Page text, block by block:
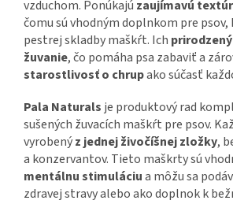
vzduchom. Ponúkajú zaujímavú
čomu sú vhodným doplnkom pre
pestrej skladby maškŕt. Ich
žuvanie, čo pomáha psa zabaviť a
starostlivosť o chrupako súčasť
Pala Naturals je produktový rad
sušených žuvacích maškŕt pre psov.
vyrobenýz jednej živočíšnej zložky,
a konzervantov. Tieto maškrty sú
mentálnu stimuláciua môžu sa
zdravej stravy alebo ako doplnok k